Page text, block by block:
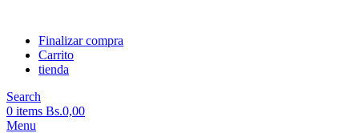
Finalizar compra
Carrito
tienda
Search
0 items Bs.0,00
Menu